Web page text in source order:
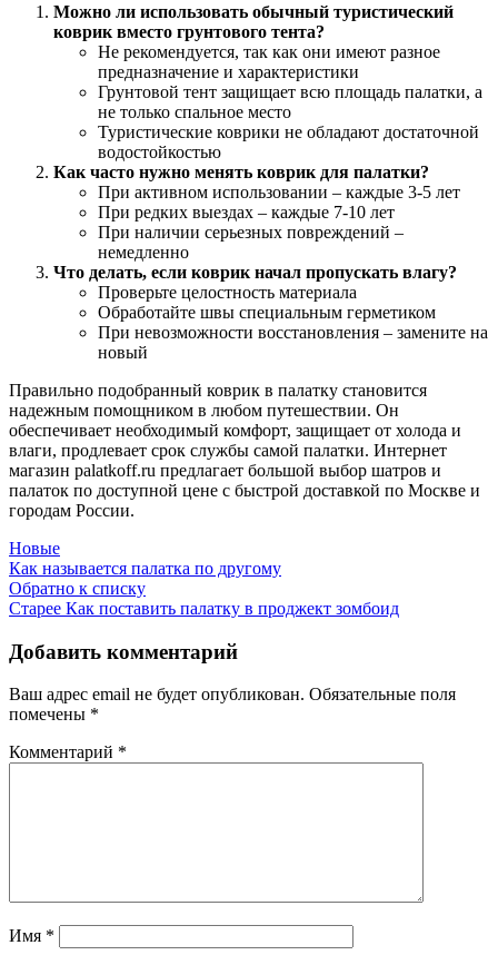
Можно ли использовать обычный туристический
коврик вместо грунтового тента?
Не рекомендуется, так как они имеют разное
предназначение и характеристики
Грунтовой тент защищает всю площадь палатки, а
не только спальное место
Туристические коврики не обладают достаточной
водостойкостью
Как часто нужно менять коврик для палатки?
При активном использовании – каждые 3-5 лет
При редких выездах – каждые 7-10 лет
При наличии серьезных повреждений –
немедленно
Что делать, если коврик начал пропускать влагу?
Проверьте целостность материала
Обработайте швы специальным герметиком
При невозможности восстановления – замените на
новый
Правильно подобранный коврик в палатку становится
надежным помощником в любом путешествии. Он
обеспечивает необходимый комфорт, защищает от холода и
влаги, продлевает срок службы самой палатки. Интернет
магазин palatkoff.ru предлагает большой выбор шатров и
палаток по доступной цене с быстрой доставкой по Москве и
городам России.
Новые
Как называется палатка по другому
Обратно к списку
Старее Как поставить палатку в проджект зомбоид
Добавить комментарий
Ваш адрес email не будет опубликован. Обязательные поля
помечены *
Комментарий *
Имя *